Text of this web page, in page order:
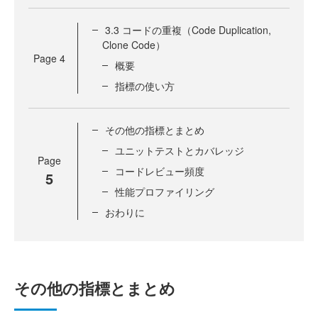
Page 4
3.3 コードの重複（Code Duplication,
Clone Code）
概要
指標の使い方
Page
5
その他の指標とまとめ
ユニットテストとカバレッジ
コードレビュー頻度
性能プロファイリング
おわりに
その他の指標とまとめ